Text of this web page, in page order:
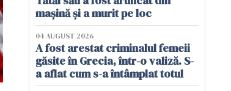
mașină și a murit pe loc
04 AUGUST 2026
A fost arestat criminalul femeii
găsite în Grecia, într-o valiză. S-
a aflat cum s-a întâmplat totul